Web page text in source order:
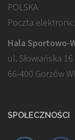
POLSKA
Poczta
Hala Sportowo-
ul. Słowiańska 16
66-400 Gorzów
SPOŁECZNOŚCI